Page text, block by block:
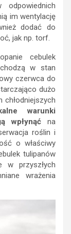
im wentylację
dodać do
jak np. torf.
cebulek
w stan
czerwca do
dużo
chłodniejszych
warunki
wpłynąćna
roślin i
o właściwy
tulipanów
w przyszłych
wrażenia